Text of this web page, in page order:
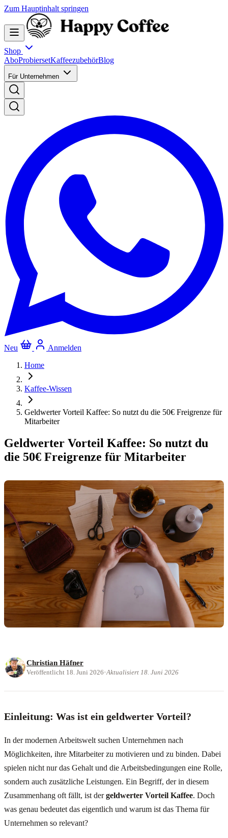
Zum Hauptinhalt springen
Shop
AboProbiersetKaffeezubehörBlog
Für Unternehmen
Neu
Anmelden
Home
Kaffee-Wissen
Geldwerter Vorteil Kaffee: So nutzt du die 50€ Freigrenze für
Mitarbeiter
Geldwerter Vorteil Kaffee: So nutzt du
die 50€ Freigrenze für Mitarbeiter
Christian Häfner
Veröffentlicht 18. Juni 2026•Aktualisiert 18. Juni 2026
Einleitung: Was ist ein geldwerter Vorteil?
In der modernen Arbeitswelt suchen Unternehmen nach
Möglichkeiten, ihre Mitarbeiter zu motivieren und zu binden. Dabei
spielen nicht nur das Gehalt und die Arbeitsbedingungen eine Rolle,
sondern auch zusätzliche Leistungen. Ein Begriff, der in diesem
Zusammenhang oft fällt, ist dergeldwerter Vorteil Kaffee. Doch
was genau bedeutet das eigentlich und warum ist das Thema für
Unternehmen so relevant?